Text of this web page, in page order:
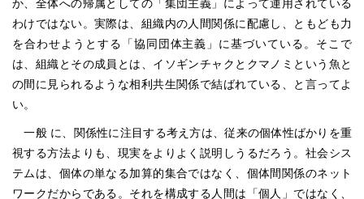
か、全体への帰属としての「集団主義」によって運用されている
わけではない。実際は、組織内の人間関係に配慮し、ともども力
を合わせようとする「協同団体主義」に基づいている。そこで
は、組織とその成員とは、イソギンチャクとクマノミという魚と
の間に見られるような相利共生関係で結ばれている、と言ってよ
い。
一般 に、関係性に注目する考え方は、従来の個体性ばかりを重
視する方法よりも、現実をよりよく説明しうるだろう。社会シス
テムは、個体の単なる加算的集合ではなく、個体間関係のネット
ワークだからである。それを構成する人間は「個人」ではなく、